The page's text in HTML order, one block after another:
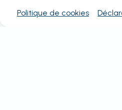
Politique de cookies